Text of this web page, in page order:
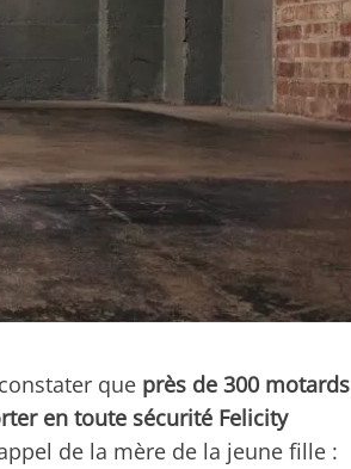
que près de 300 motards
en toute sécurité Felicity
de la mère de la jeune fille :